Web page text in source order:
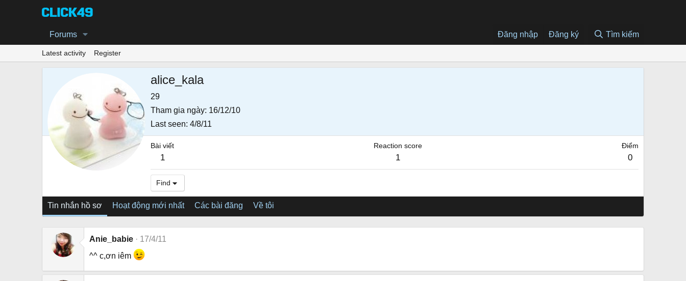
Forums Đăng nhập Đăng ký Tìm kiếm
Latest activity Register
alice_kala
29
Tham gia ngày 16/12/10
Last seen 4/8/11
Bài viết
1
Reaction score
1
Điểm
0
Find
Tin nhắn hồ sơ Hoạt động mới nhất Các bài đăng Về tôi
Anie_babie
17/4/11
^^ c,ơn iêm